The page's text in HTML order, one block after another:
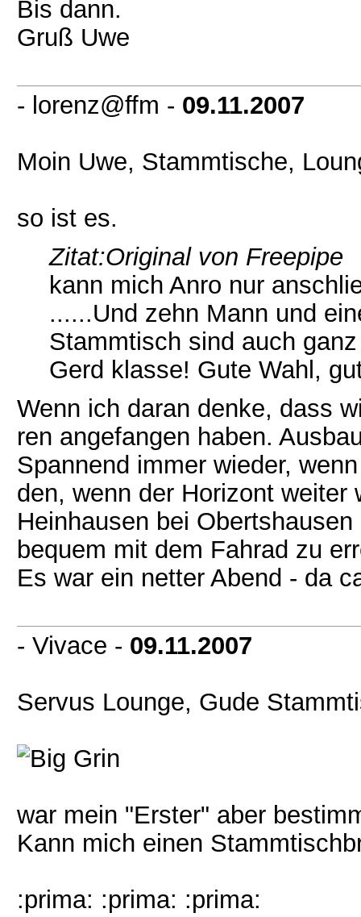
Bis dann.
Gruß Uwe
- lorenz@ffm - 09.11.2007
Moin Uwe, Stammtische,
so ist es.
Zitat:Original von Freepipe
kann mich Anro nur
......Und zehn Mann und
Stammtisch sind auch
Gerd klasse! Gute Wahl,
Wenn ich daran denke, dass
ren angefangen haben.
Spannend immer wieder,
den, wenn der Horizont weiter
Heinhausen bei
bequem mit dem Fahrad zu
Es war ein netter Abend - da
- Vivace - 09.11.2007
Servus Lounge, Gude
war mein "Erster" aber
Kann mich einen
:prima: :prima: :prima: